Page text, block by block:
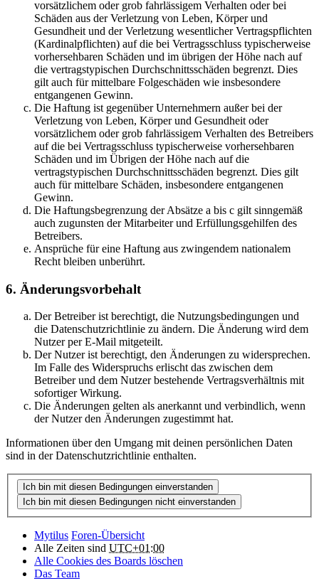
vorsätzlichem oder grob fahrlässigem Verhalten oder bei
Schäden aus der Verletzung von Leben, Körper und
Gesundheit und der Verletzung wesentlicher Vertragspflichten
(Kardinalpflichten) auf die bei Vertragsschluss typischerweise
vorhersehbaren Schäden und im übrigen der Höhe nach auf
die vertragstypischen Durchschnittsschäden begrenzt. Dies
gilt auch für mittelbare Folgeschäden wie insbesondere
entgangenen Gewinn.
Die Haftung ist gegenüber Unternehmern außer bei der
Verletzung von Leben, Körper und Gesundheit oder
vorsätzlichem oder grob fahrlässigem Verhalten des Betreibers
auf die bei Vertragsschluss typischerweise vorhersehbaren
Schäden und im Übrigen der Höhe nach auf die
vertragstypischen Durchschnittsschäden begrenzt. Dies gilt
auch für mittelbare Schäden, insbesondere entgangenen
Gewinn.
Die Haftungsbegrenzung der Absätze a bis c gilt sinngemäß
auch zugunsten der Mitarbeiter und Erfüllungsgehilfen des
Betreibers.
Ansprüche für eine Haftung aus zwingendem nationalem
Recht bleiben unberührt.
6. Änderungsvorbehalt
Der Betreiber ist berechtigt, die Nutzungsbedingungen und
die Datenschutzrichtlinie zu ändern. Die Änderung wird dem
Nutzer per E-Mail mitgeteilt.
Der Nutzer ist berechtigt, den Änderungen zu widersprechen.
Im Falle des Widerspruchs erlischt das zwischen dem
Betreiber und dem Nutzer bestehende Vertragsverhältnis mit
sofortiger Wirkung.
Die Änderungen gelten als anerkannt und verbindlich, wenn
der Nutzer den Änderungen zugestimmt hat.
Informationen über den Umgang mit deinen persönlichen Daten
sind in der Datenschutzrichtlinie enthalten.
Mytilus Foren-Übersicht
Alle Zeiten sind UTC+01:00
Alle Cookies des Boards löschen
Das Team